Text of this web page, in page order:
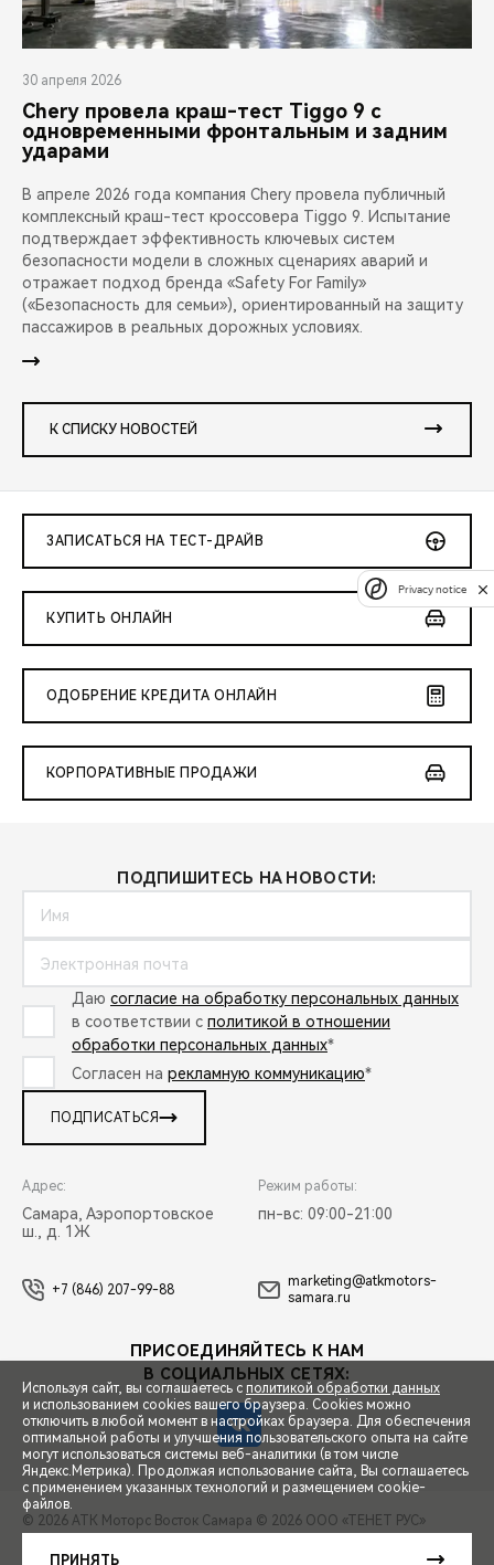
СПЕЦПРЕДЛОЖЕНИЯ
ЗАПИСЬ НА ТЕСТ-ДРАЙВ
30 апреля 2026
Chery провела краш-тест Tiggo 9 с
одновременными фронтальным и задним
ударами
В апреле 2026 года компания Chery провела публичный
комплексный краш-тест кроссовера Tiggo 9. Испытание
подтверждает эффективность ключевых систем
безопасности модели в сложных сценариях аварий и
отражает подход бренда «Safety For Family»
(«Безопасность для семьи»), ориентированный на защиту
пассажиров в реальных дорожных условиях.
К СПИСКУ НОВОСТЕЙ
ЗАПИСАТЬСЯ НА ТЕСТ-ДРАЙВ
КУПИТЬ ОНЛАЙН
ОДОБРЕНИЕ КРЕДИТА ОНЛАЙН
КОРПОРАТИВНЫЕ ПРОДАЖИ
ПОДПИШИТЕСЬ НА НОВОСТИ:
Даю согласие на обработку персональных данных
в соответствии с политикой в отношении
обработки персональных данных*
Согласен на рекламную коммуникацию*
ПОДПИСАТЬСЯ
Адрес:
Самара, Аэропортовское
ш., д. 1Ж
Режим работы:
пн-вс: 09:00-21:00
+7 (846) 207-99-88
marketing@atkmotors-
samara.ru
ПРИСОЕДИНЯЙТЕСЬ К НАМ
В СОЦИАЛЬНЫХ СЕТЯХ:
© 2026 АТК Моторс Восток Самара © 2026 ООО «ТЕНЕТ РУС»
Используя сайт, вы соглашаетесь с политикой обработки данных
и использованием cookies вашего браузера. Cookies можно
отключить в любой момент в настройках браузера. Для обеспечения
оптимальной работы и улучшения пользовательского опыта на сайте
могут использоваться системы веб-аналитики (в том числе
Яндекс.Метрика). Продолжая использование сайта, Вы соглашаетесь
с применением указанных технологий и размещением cookie-
файлов.
ПРИНЯТЬ
Privacy notice